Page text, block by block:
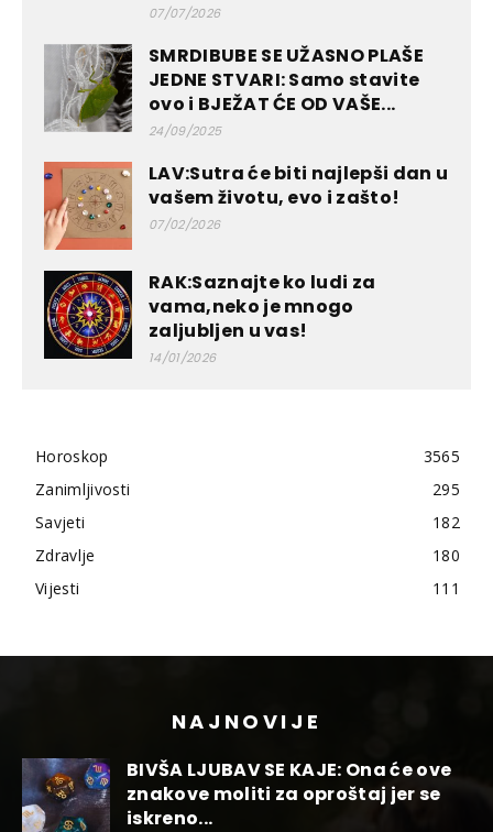
07/07/2026
SMRDIBUBE SE UŽASNO PLAŠE
JEDNE STVARI: Samo stavite
ovo i BJEŽAT ĆE OD VAŠE...
24/09/2025
LAV:Sutra će biti najlepši dan u
vašem životu, evo i zašto!
07/02/2026
RAK:Saznajte ko ludi za
vama,neko je mnogo
zaljubljen u vas!
14/01/2026
Horoskop
3565
Zanimljivosti
295
Savjeti
182
Zdravlje
180
Vijesti
111
NAJNOVIJE
BIVŠA LJUBAV SE KAJE: Ona će ove
znakove moliti za oproštaj jer se
iskreno...